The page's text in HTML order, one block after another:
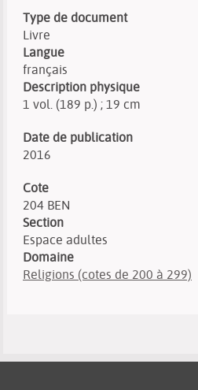
Type de document
Livre
Langue
français
Description physique
1 vol. (189 p.) ; 19 cm
Date de publication
2016
Cote
204 BEN
Section
Espace adultes
Domaine
Religions (cotes de 200 à 299)